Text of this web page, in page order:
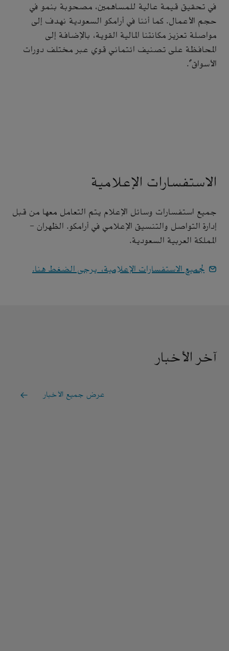
في تحقيق قيمة عالية للمساهمين، مصحوبة بنمو في
حجم الأعمال. كما أننا في أرامكو السعودية نهدف إلى
مواصلة تعزيز مكانتنا المالية القوية، بالإضافة إلى
المحافظة على تصنيف ائتماني قوي عبر مختلف دورات
الأسواق".
الاستفسارات الإعلامية
جميع استفسارات وسائل الإعلام يتم التعامل معها من قبل
إدارة التواصل والتنسيق الإعلامي في أرامكو. الظهران -
المملكة العربية السعودية.
لجميع الاستفسارات الإعلامية، يرجى الضغط هنا.
آخر الأخبار
عرض جميع الأخبار